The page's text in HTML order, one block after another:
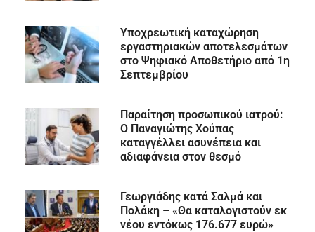
Υποχρεωτική καταχώρηση
εργαστηριακών αποτελεσμάτων
στο Ψηφιακό Αποθετήριο από 1η
Σεπτεμβρίου
Παραίτηση προσωπικού ιατρού:
Ο Παναγιώτης Χούπας
καταγγέλλει ασυνέπεια και
αδιαφάνεια στον θεσμό
Γεωργιάδης κατά Σαλμά και
Πολάκη – «Θα καταλογιστούν εκ
νέου εντόκως 176.677 ευρώ»